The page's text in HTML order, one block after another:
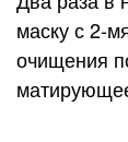
г
:
0
маску с 2-
очищения